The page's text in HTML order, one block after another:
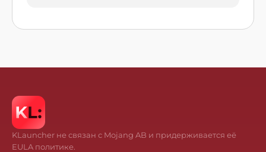
KLauncher не связан с Mojang AB и придерживается её
EULA политике.